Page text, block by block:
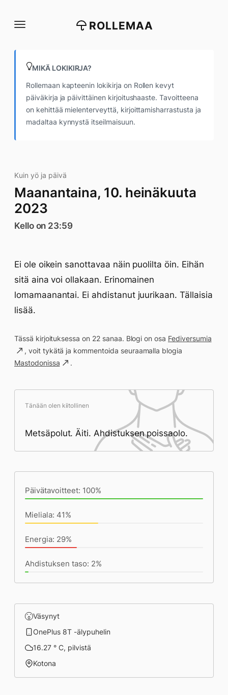
suoraan
ROLLEMAA
MIKÄ LOKIKIRJA?
Rollemaan kapteenin lokikirja on Rollen kevyt
päiväkirja ja päivittäinen kirjoitushaaste. Tavoitteena
on kehittää mielenterveyttä, kirjoittamisharrastusta ja
madaltaa kynnystä itseilmaisuun.
Kuin yö ja päivä
Maanantaina, 10. heinäkuuta
2023
Kello on 23:59
Ei ole oikein sanottavaa näin puolilta öin. Eihän
sitä aina voi ollakaan. Erinomainen
lomamaanantai. Ei ahdistanut juurikaan. Tällaisia
lisää.
Tässä kirjoituksessa on 22 sanaa. Blogi on osa Fediversumia
, voit tykätä ja kommentoida seuraamalla blogia
Mastodonissa
.
Tänään olen kiitollinen
Metsäpolut. Äiti. Ahdistuksen poissaolo.
Päivätavoitteet: 100%
Mieliala: 41%
Energia: 29%
Ahdistuksen taso: 2%
Väsynyt
OnePlus 8T -älypuhelin
16.27 ° C, pilvistä
Kotona